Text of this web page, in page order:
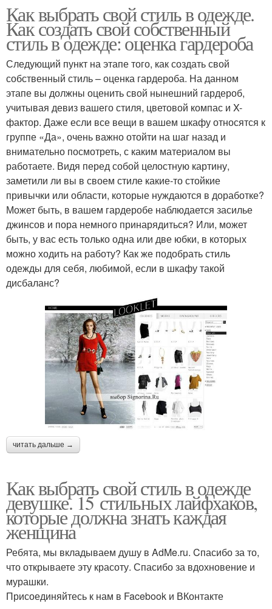
Как выбрать свой стиль в одежде.
Как создать свой собственный
стиль в одежде: оценка гардероба
Следующий пункт на этапе того, как создать свой
собственный стиль – оценка гардероба. На данном
этапе вы должны оценить свой нынешний гардероб,
учитывая девиз вашего стиля, цветовой компас и X-
фактор. Даже если все вещи в вашем шкафу относятся к
группе «Да», очень важно отойти на шаг назад и
внимательно посмотреть, с каким материалом вы
работаете. Видя перед собой целостную картину,
заметили ли вы в своем стиле какие-то стойкие
привычки или области, которые нуждаются в доработке?
Может быть, в вашем гардеробе наблюдается засилье
джинсов и пора немного принарядиться? Или, может
быть, у вас есть только одна или две юбки, в которых
можно ходить на работу? Как же подобрать стиль
одежды для себя, любимой, если в шкафу такой
дисбаланс?
читать дальше →
Как выбрать свой стиль в одежде
девушке. 15 стильных лайфхаков,
которые должна знать каждая
женщина
Ребята, мы вкладываем душу в AdMe.ru. Cпасибо за то,
что открываете эту красоту. Спасибо за вдохновение и
мурашки.
Присоединяйтесь к нам в Facebook и ВКонтакте